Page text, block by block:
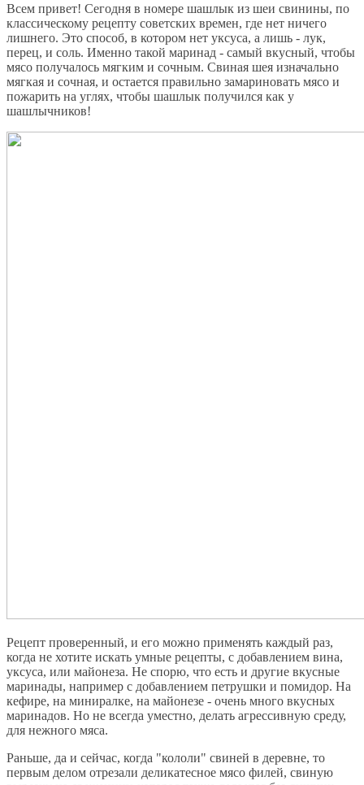
Всем привет! Сегодня в номере шашлык из шеи свинины, по
классическому рецепту советских времен, где нет ничего
лишнего. Это способ, в котором нет уксуса, а лишь - лук,
перец, и соль. Именно такой маринад - самый вкусный, чтобы
мясо получалось мягким и сочным. Свиная шея изначально
мягкая и сочная, и остается правильно замариновать мясо и
пожарить на углях, чтобы шашлык получился как у
шашлычников!
Рецепт проверенный, и его можно применять каждый раз,
когда не хотите искать умные рецепты, с добавлением вина,
уксуса, или майонеза. Не спорю, что есть и другие вкусные
маринады, например с добавлением петрушки и помидор. На
кефире, на миниралке, на майонезе - очень много вкусных
маринадов. Но не всегда уместно, делать агрессивную среду,
для нежного мяса.
Раньше, да и сейчас, когда "кололи" свиней в деревне, то
первым делом отрезали деликатесное мясо филей, свиную